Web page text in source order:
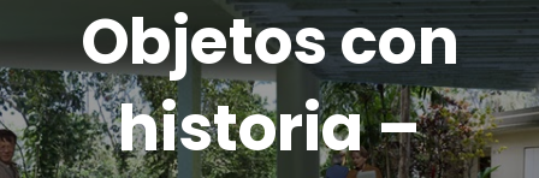
Objetos con
historia –